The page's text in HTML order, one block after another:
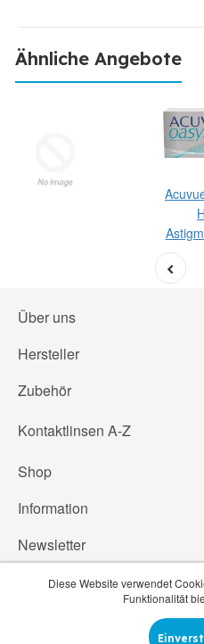
Ähnliche Angebote
Über uns
Hersteller
Zubehör
Kontaktlinsen A-Z
Shop
Information
Newsletter
© Linsenprofi.ch 2014-2019
Diese Website verwendet
Funktionalität